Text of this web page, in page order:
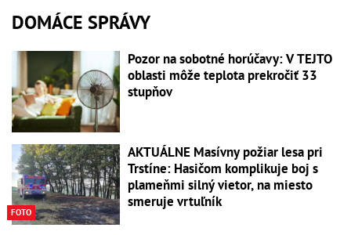
DOMÁCE SPRÁVY
Pozor na sobotné horúčavy: V TEJTO
oblasti môže teplota prekročiť 33
stupňov
FOTO
AKTUÁLNE Masívny požiar lesa pri
Trstíne: Hasičom komplikuje boj s
plameňmi silný vietor, na miesto
smeruje vrtuľník